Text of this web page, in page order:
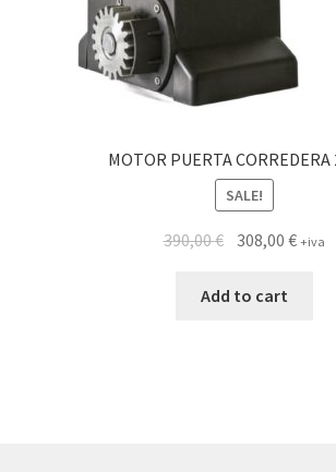
MOTOR PUERTA CORREDERA
SALE!
390,00€ 308,00€ +iva
Add to cart